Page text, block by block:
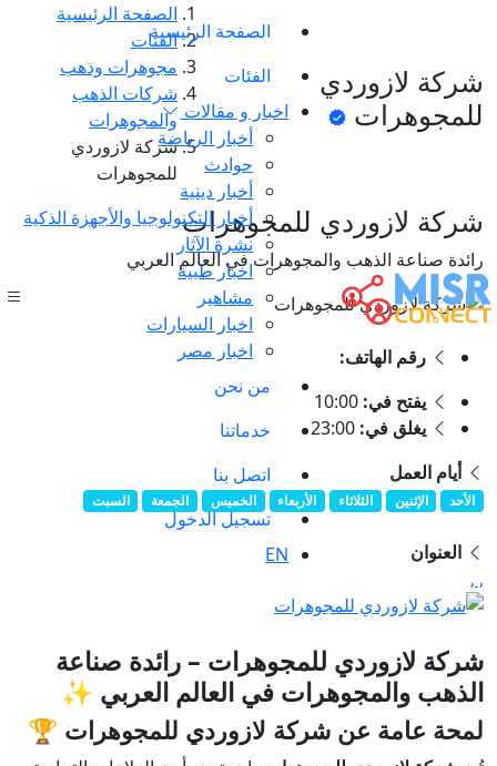
الصفحة الرئيسية
الفئات
اخبار و مقالات
أخبار الرياضة
حوادث
أخبار دينية
أخبار التكنولوجيا والأجهزة الذكية
نشرة الآثار
اخبار طبية
مشاهير
اخبار السيارات
اخبار مصر
من نحن
خدماتنا
اتصل بنا
تسجيل الدخول
EN
شركة لازوردي
للمجوهرات
الصفحة الرئيسية
الفئات
مجوهرات وذهب
شركات الذهب
والمجوهرات
شركة لازوردي
للمجوهرات
شركة لازوردي للمجوهرات
رائدة صناعة الذهب والمجوهرات في العالم العربي
رقم الهاتف:
يفتح في: 10:00
يغلق في: 23:00
أيام العمل
الأحد الإثنين الثلاثاء الأربعاء الخميس الجمعة السبت
العنوان
, ,
شركة لازوردي للمجوهرات – رائدة صناعة
الذهب والمجوهرات في العالم العربي ✨
لمحة عامة عن شركة لازوردي للمجوهرات 🏆